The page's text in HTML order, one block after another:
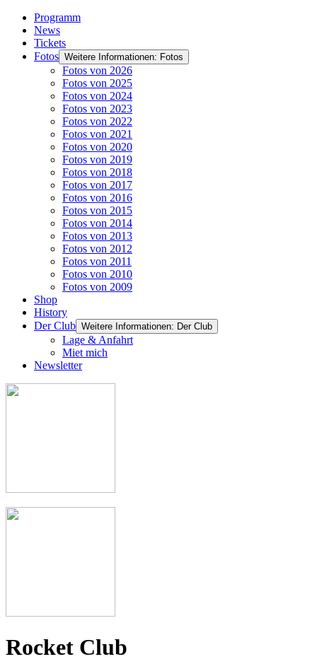
Programm
News
Tickets
Fotos Weitere Informationen: Fotos
Fotos von 2026
Fotos von 2025
Fotos von 2024
Fotos von 2023
Fotos von 2022
Fotos von 2021
Fotos von 2020
Fotos von 2019
Fotos von 2018
Fotos von 2017
Fotos von 2016
Fotos von 2015
Fotos von 2014
Fotos von 2013
Fotos von 2012
Fotos von 2011
Fotos von 2010
Fotos von 2009
Shop
History
Der Club Weitere Informationen: Der Club
Lage & Anfahrt
Miet mich
Newsletter
Rocket Club